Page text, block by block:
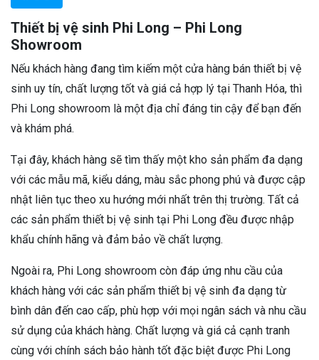
Thiết bị vệ sinh Phi Long – Phi Long
Showroom
Nếu khách hàng đang tìm kiếm một cửa hàng bán thiết bị vệ
sinh uy tín, chất lượng tốt và giá cả hợp lý tại Thanh Hóa, thì
Phi Long showroom là một địa chỉ đáng tin cậy để bạn đến
và khám phá.
Tại đây, khách hàng sẽ tìm thấy một kho sản phẩm đa dạng
với các mẫu mã, kiểu dáng, màu sắc phong phú và được cập
nhật liên tục theo xu hướng mới nhất trên thị trường. Tất cả
các sản phẩm thiết bị vệ sinh tại Phi Long đều được nhập
khẩu chính hãng và đảm bảo về chất lượng.
Ngoài ra, Phi Long showroom còn đáp ứng nhu cầu của
khách hàng với các sản phẩm thiết bị vệ sinh đa dạng từ
bình dân đến cao cấp, phù hợp với mọi ngân sách và nhu cầu
sử dụng của khách hàng. Chất lượng và giá cả cạnh tranh
cùng với chính sách bảo hành tốt đặc biệt được Phi Long